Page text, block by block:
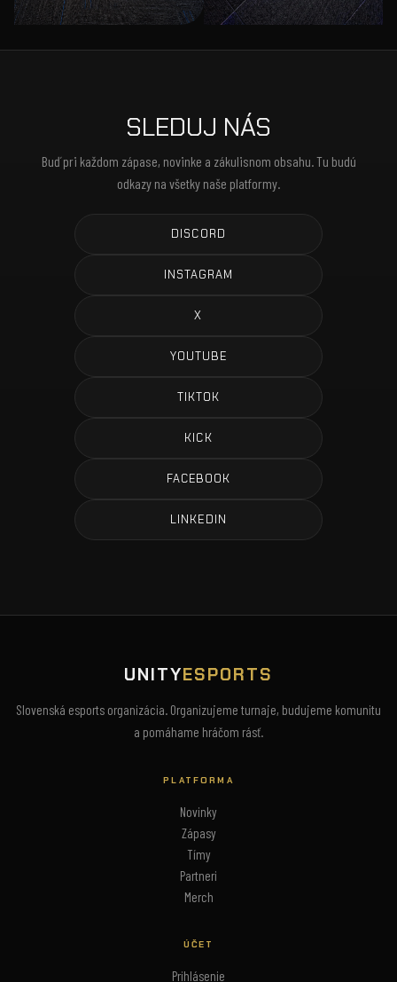
SLEDUJ NÁS
Buď pri každom zápase, novinke a zákulisnom obsahu. Tu budú
odkazy na všetky naše platformy.
DISCORD
INSTAGRAM
X
YOUTUBE
TIKTOK
KICK
FACEBOOK
LINKEDIN
UNITYESPORTS
Slovenská esports organizácia. Organizujeme turnaje, budujeme komunitu
a pomáhame hráčom rásť.
PLATFORMA
Novinky
Zápasy
Tímy
Partneri
Merch
ÚČET
Prihlásenie